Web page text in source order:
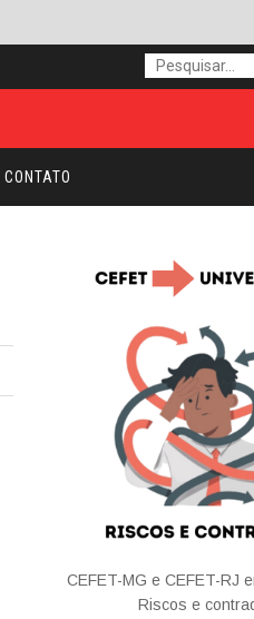
CONTATO
CEFET-MG e CEFET-RJ
Riscos e